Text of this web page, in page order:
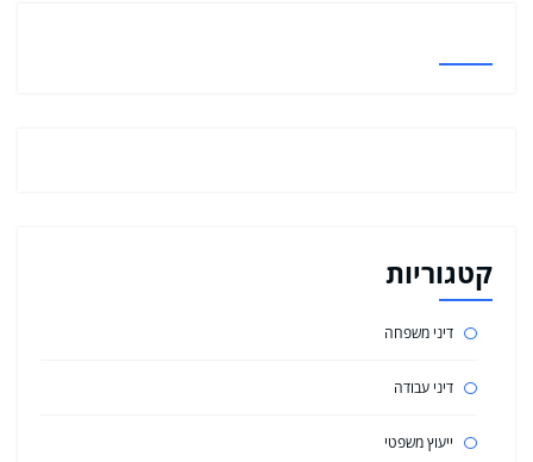
קטגוריות
דיני משפחה
דיני עבודה
ייעוץ משפטי